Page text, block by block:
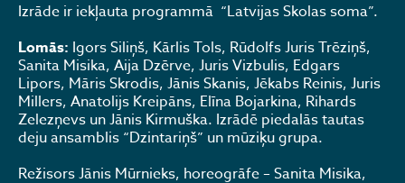
Izrāde ir iekļauta programmā “Latvijas Skolas soma”.
Lomās: Igors Siliņš, Kārlis Tols, Rūdolfs Juris Trēziņš,
Sanita Misika, Aija Dzērve, Juris Vizbulis, Edgars
Lipors, Māris Skrodis, Jānis Skanis, Jēkabs Reinis, Juris
Millers, Anatolijs Kreipāns, Elīna Bojarkina, Rihards
Zelezņevs un Jānis Kirmuška. Izrādē piedalās tautas
deju ansamblis “Dzintariņš” un mūziķu grupa.
Režisors Jānis Mūrnieks, horeogrāfe – Sanita Misika,